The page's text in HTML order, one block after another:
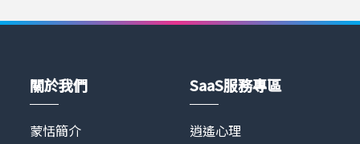
間從 3 周到一個月不等，加上放款業者只有不須鑑價和
品評估+財產數據報告】(automated collateral
evaluation + property data report) 選項，讓放款業
增貸的申請案件使用，以緩解現場鑑價的需求。蒙恬
仲市場迎來強勁的線上看房需求。各州接連實施居家
Asteroom以「15分鐘完成線上賞屋」的形象深植人
心，更額外提供3D模型屋建置、全景圖修圖……等服
務，讓賞屋過程更具吸引力、真實性，滿足用戶對高品
關於我們
蒙恬簡介
SaaS服務專區
逍遙心理